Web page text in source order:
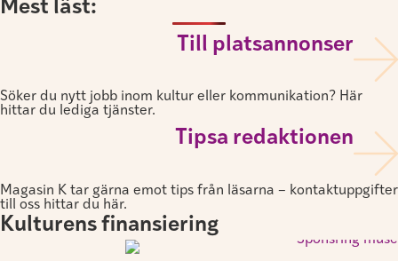
Mest läst:
Till platsannonser
Söker du nytt jobb inom kultur eller kommunikation? Här
hittar du lediga tjänster.
Tipsa redaktionen
Magasin K tar gärna emot tips från läsarna – kontaktuppgifter
till oss hittar du här.
Kulturens finansiering